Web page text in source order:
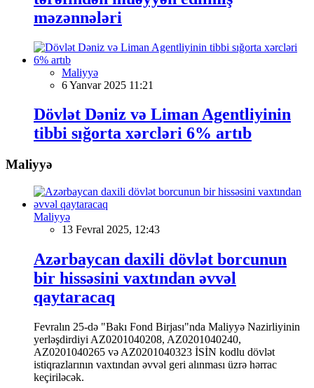
məzənnələri
Maliyyə
6 Yanvar 2025 11:21
Dövlət Dəniz və Liman Agentliyinin
tibbi sığorta xərcləri 6% artıb
Maliyyə
Maliyyə
13 Fevral 2025, 12:43
Azərbaycan daxili dövlət borcunun
bir hissəsini vaxtından əvvəl
qaytaracaq
Fevralın 25-də "Bakı Fond Birjası"nda Maliyyə Nazirliyinin
yerləşdirdiyi AZ0201040208, AZ0201040240,
AZ0201040265 və AZ0201040323 İSİN kodlu dövlət
istiqrazlarının vaxtından əvvəl geri alınması üzrə hərrac
keçiriləcək.